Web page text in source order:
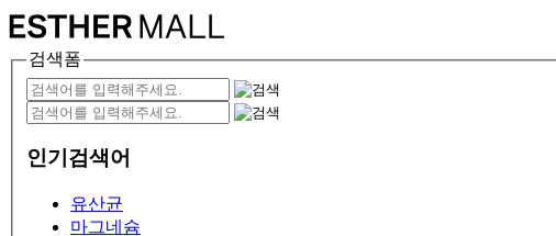
검색폼
인기검색어
유산균
마그네슘